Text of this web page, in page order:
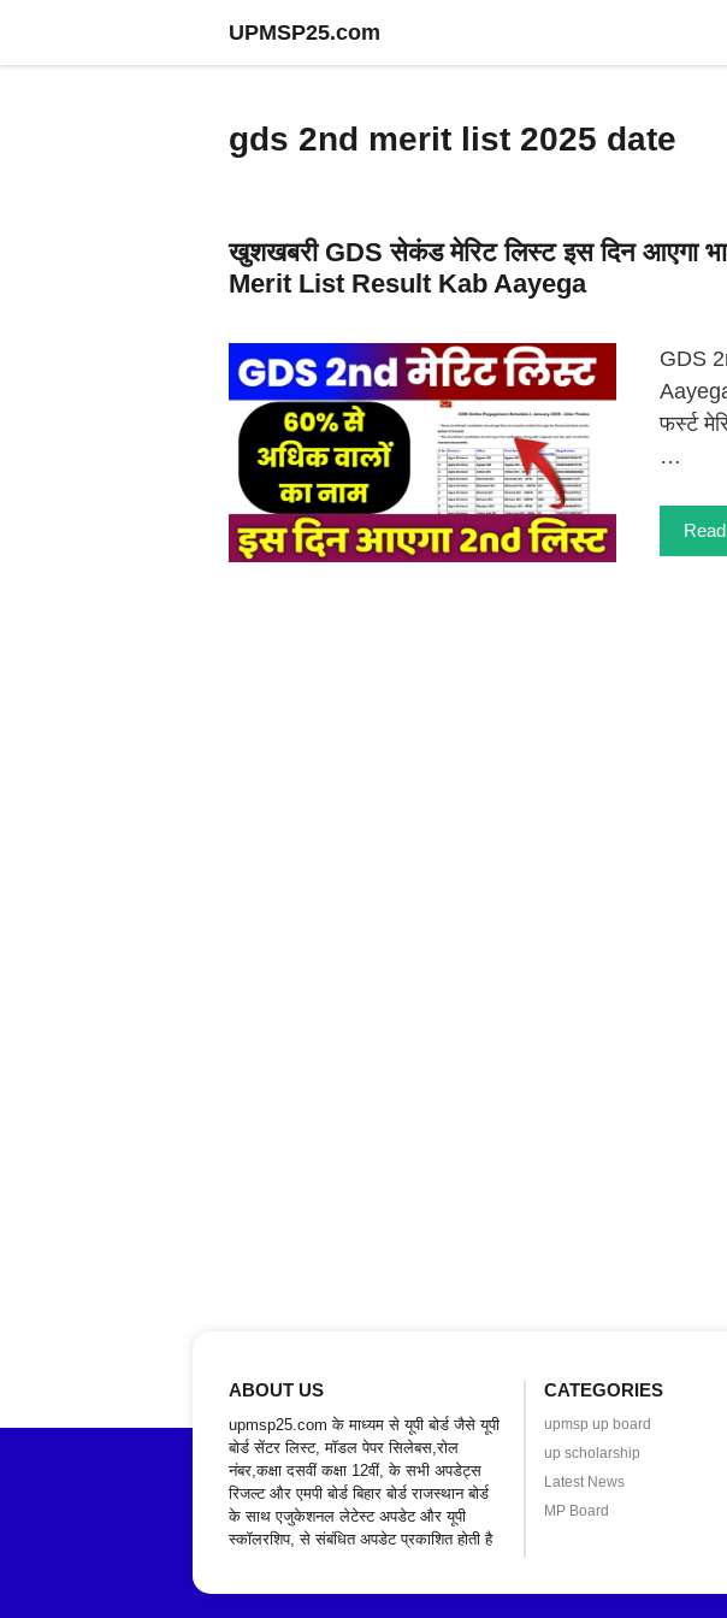
UPMSP25.com
gds 2nd merit list 2025 date
खुशखबरी GDS सेकंड मेरिट लिस्ट इस दिन आएगा
Merit List Result Kab Aayega
GDS
फर्स्ट
…
ABOUT US
upmsp25.com के माध्यम से यूपी बोर्ड जैसे यूपी
बोर्ड सेंटर लिस्ट, मॉडल पेपर सिलेबस,रोल
नंबर,कक्षा दसवीं कक्षा 12वीं, के सभी अपडेट्स
रिजल्ट और एमपी बोर्ड बिहार बोर्ड राजस्थान बोर्ड
के साथ एजुकेशनल लेटेस्ट अपडेट और यूपी
स्कॉलरशिप, से संबंधित अपडेट प्रकाशित होती है
CATEGORIES
upmsp up board
up scholarship
Latest News
MP Board